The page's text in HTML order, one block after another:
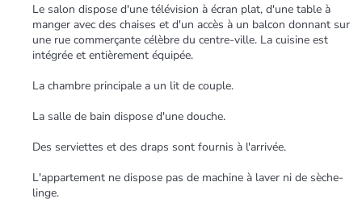
Le salon dispose d'une télévision à écran plat, d'une table à
manger avec des chaises et d'un accès à un balcon donnant sur
une rue commerçante célèbre du centre-ville. La cuisine est
intégrée et entièrement équipée.
La chambre principale a un lit de couple.
La salle de bain dispose d'une douche.
Des serviettes et des draps sont fournis à l'arrivée.
L'appartement ne dispose pas de machine à laver ni de sèche-
linge.